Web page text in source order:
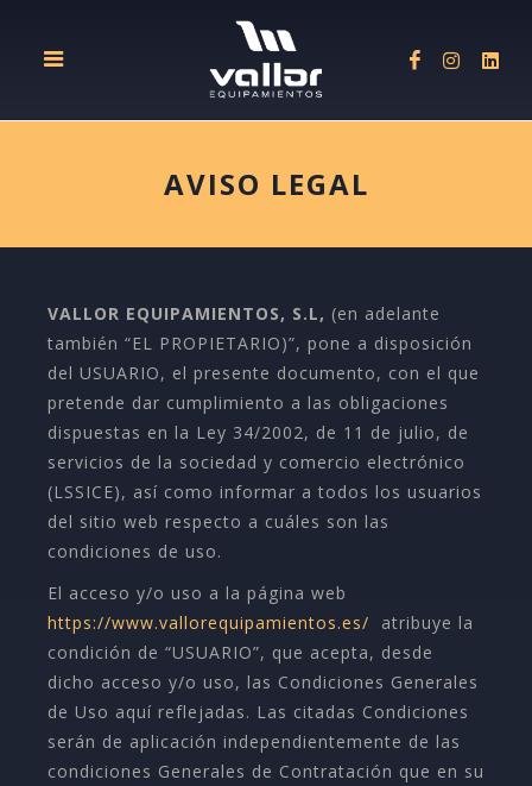
AVISO LEGAL
VALLOR EQUIPAMIENTOS, S.L, (en adelante
también “EL PROPIETARIO)”, pone a disposición
del USUARIO, el presente documento, con el que
pretende dar cumplimiento a las obligaciones
dispuestas en la Ley 34/2002, de 11 de julio, de
servicios de la sociedad y comercio electrónico
(LSSICE), así como informar a todos los usuarios
del sitio web respecto a cuáles son las
condiciones de uso.
El acceso y/o uso a la página web
https://www.vallorequipamientos.es/ atribuye la
condición de “USUARIO”, que acepta, desde
dicho acceso y/o uso, las Condiciones Generales
de Uso aquí reflejadas. Las citadas Condiciones
serán de aplicación independientemente de las
condiciones Generales de Contratación que en su